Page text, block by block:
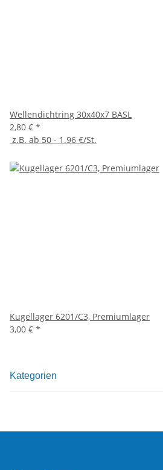
Wellendichtring 30x40x7 BASL
2,80 € *
z.B. ab 50 - 1.96 €/St.
Kugellager 6201/C3, Premiumlager
3,00 € *
Kategorien